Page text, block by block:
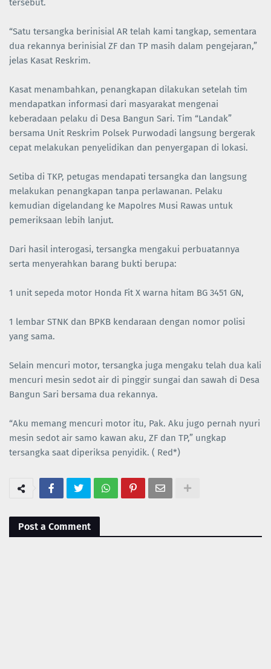
tersebut.
“Satu tersangka berinisial AR telah kami tangkap, sementara
dua rekannya berinisial ZF dan TP masih dalam pengejaran,”
jelas Kasat Reskrim.
Kasat menambahkan, penangkapan dilakukan setelah tim
mendapatkan informasi dari masyarakat mengenai
keberadaan pelaku di Desa Bangun Sari. Tim “Landak”
bersama Unit Reskrim Polsek Purwodadi langsung bergerak
cepat melakukan penyelidikan dan penyergapan di lokasi.
Setiba di TKP, petugas mendapati tersangka dan langsung
melakukan penangkapan tanpa perlawanan. Pelaku
kemudian digelandang ke Mapolres Musi Rawas untuk
pemeriksaan lebih lanjut.
Dari hasil interogasi, tersangka mengakui perbuatannya
serta menyerahkan barang bukti berupa:
1 unit sepeda motor Honda Fit X warna hitam BG 3451 GN,
1 lembar STNK dan BPKB kendaraan dengan nomor polisi
yang sama.
Selain mencuri motor, tersangka juga mengaku telah dua kali
mencuri mesin sedot air di pinggir sungai dan sawah di Desa
Bangun Sari bersama dua rekannya.
“Aku memang mencuri motor itu, Pak. Aku jugo pernah nyuri
mesin sedot air samo kawan aku, ZF dan TP,” ungkap
tersangka saat diperiksa penyidik. ( Red*)
Post a Comment